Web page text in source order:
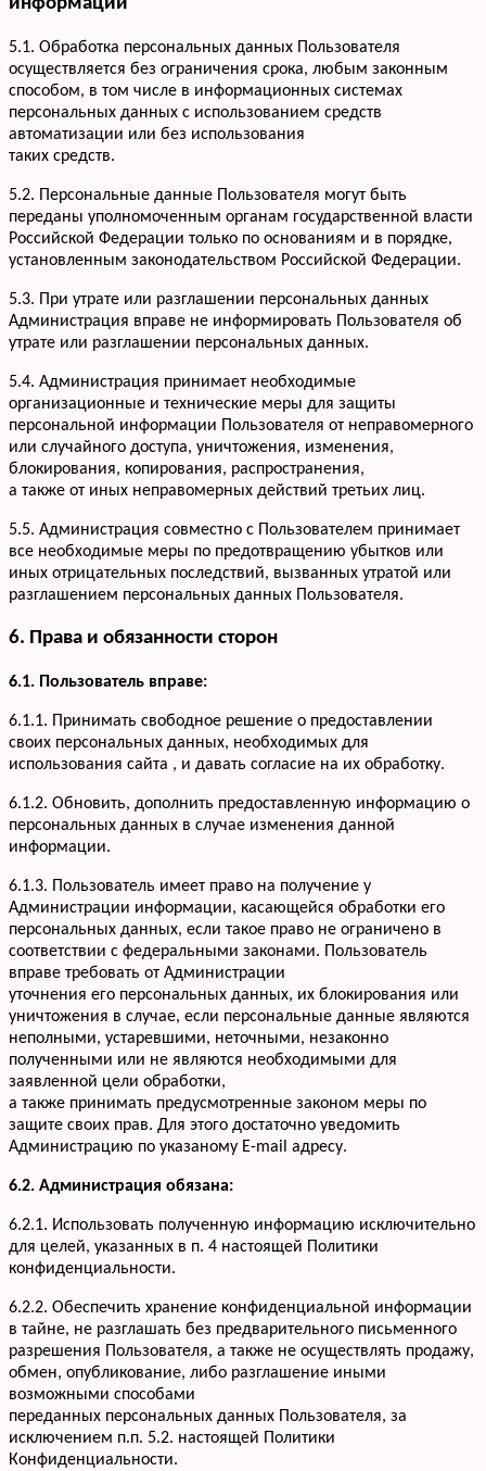
Мы онлайн, пишите
5.1. Обработка персональных данных Пользователя
осуществляется без ограничения срока, любым законным
способом, в том числе в информационных системах
персональных данных с использованием средств
автоматизации или без использования
таких средств.
5.2. Персональные данные Пользователя могут быть
переданы уполномоченным органам государственной власти
Российской Федерации только по основаниям и в порядке,
установленным законодательством Российской Федерации.
5.3. При утрате или разглашении персональных данных
Администрация вправе не информировать Пользователя об
утрате или разглашении персональных данных.
5.4. Администрация принимает необходимые
организационные и технические меры для защиты
персональной информации Пользователя от неправомерного
или случайного доступа, уничтожения, изменения,
блокирования, копирования, распространения,
а также от иных неправомерных действий третьих лиц.
5.5. Администрация совместно с Пользователем принимает
все необходимые меры по предотвращению убытков или
иных отрицательных последствий, вызванных утратой или
разглашением персональных данных Пользователя.
6. Права и обязанности сторон
6.1. Пользователь вправе:
6.1.1. Принимать свободное решение о предоставлении
своих персональных данных, необходимых для
использования сайта , и давать согласие на их обработку.
6.1.2. Обновить, дополнить предоставленную информацию о
персональных данных в случае изменения данной
информации.
6.1.3. Пользователь имеет право на получение у
Администрации информации, касающейся обработки его
персональных данных, если такое право не ограничено в
соответствии с федеральными законами. Пользователь
вправе требовать от Администрации
уточнения его персональных данных, их блокирования или
уничтожения в случае, если персональные данные являются
неполными, устаревшими, неточными, незаконно
полученными или не являются необходимыми для
заявленной цели обработки,
а также принимать предусмотренные законом меры по
защите своих прав. Для этого достаточно уведомить
Администрацию по указаному E-mail адресу.
6.2. Администрация обязана:
6.2.1. Использовать полученную информацию исключительно
для целей, указанных в п. 4 настоящей Политики
конфиденциальности.
6.2.2. Обеспечить хранение конфиденциальной информации
в тайне, не разглашать без предварительного письменного
разрешения Пользователя, а также не осуществлять продажу,
обмен, опубликование, либо разглашение иными
возможными способами
переданных персональных данных Пользователя, за
исключением п.п. 5.2. настоящей Политики
Конфиденциальности.